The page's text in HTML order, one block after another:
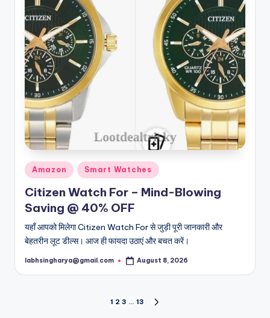
Posted
in
Amazon Smart Watches
Citizen Watch For – Mind-Blowing
Saving @ 40% OFF
यहाँ आपको मिलेगा Citizen Watch For से जुड़ी पूरी जानकारी और
बेहतरीन लूट डील्स। आज ही फायदा उठाएं और बचत करें।
Posted
labhsingharya@gmail.com August 8, 2026
1 2 3 … 13